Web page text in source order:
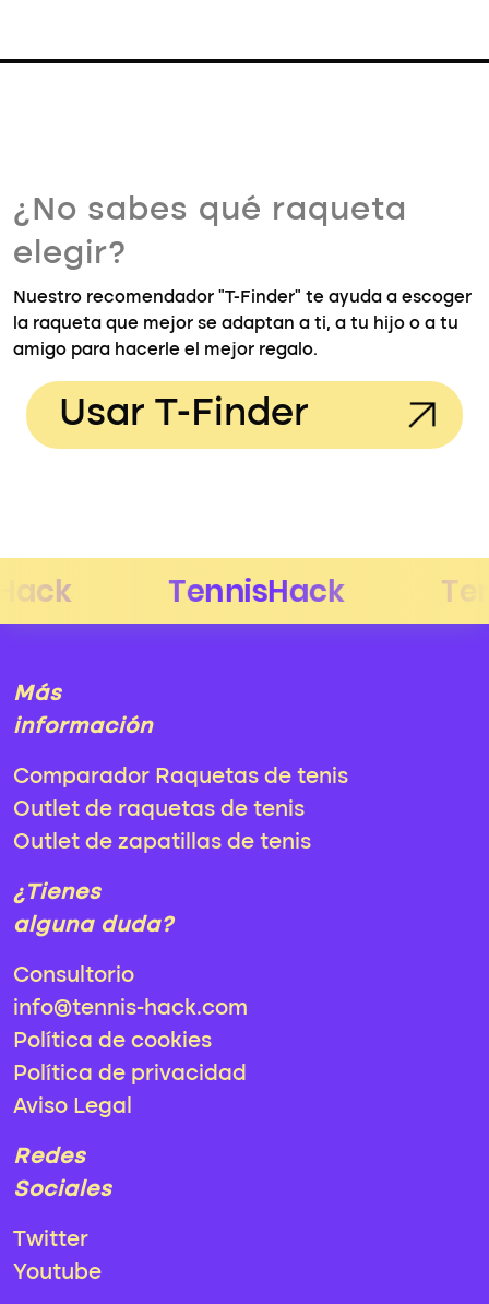
¿No sabes qué raqueta
elegir?
Nuestro recomendador "T-Finder" te ayuda a escoger
la raqueta que mejor se adaptan a ti, a tu hijo o a tu
amigo para hacerle el mejor regalo.
Usar T-Finder
Más
información
Comparador Raquetas de tenis
Outlet de raquetas de tenis
Outlet de zapatillas de tenis
¿Tienes
alguna duda?
Consultorio
info@tennis-hack.com
Política de cookies
Política de privacidad
Aviso Legal
Redes
Sociales
Twitter
Youtube